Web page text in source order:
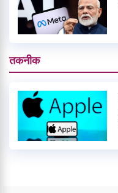
तकनीक